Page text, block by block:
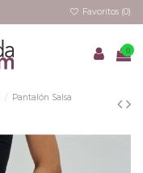
Favoritos (0)
0
Pantalón Salsa